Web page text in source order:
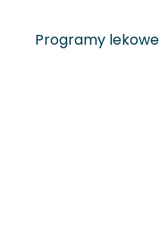
Programy lekowe